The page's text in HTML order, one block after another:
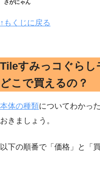
さがにゃん
↑もくじに戻る
Tileすみっコぐらし
どこで買えるの？
本体の種類についてわかっ
おきましょう。
以下の順番で「価格」と「